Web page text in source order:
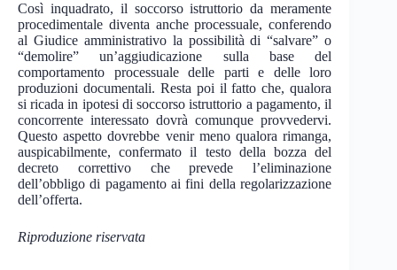
Così inquadrato, il soccorso istruttorio da meramente
procedimentale diventa anche processuale, conferendo
al Giudice amministrativo la possibilità di “salvare” o
“demolire” un’aggiudicazione sulla base del
comportamento processuale delle parti e delle loro
produzioni documentali. Resta poi il fatto che, qualora
si ricada in ipotesi di soccorso istruttorio a pagamento, il
concorrente interessato dovrà comunque provvedervi.
Questo aspetto dovrebbe venir meno qualora rimanga,
auspicabilmente, confermato il testo della bozza del
decreto correttivo che prevede l’eliminazione
dell’obbligo di pagamento ai fini della regolarizzazione
dell’offerta.
Riproduzione riservata